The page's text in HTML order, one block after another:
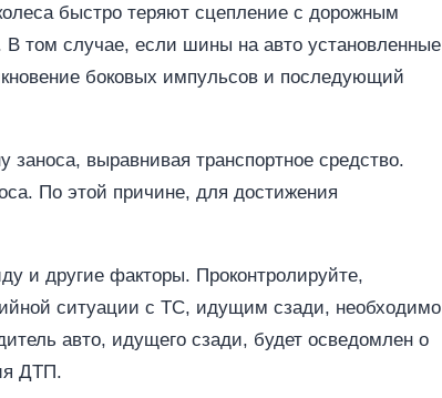
быстро теряют сцепление с дорожным
том случае, если шины на авто установленные
боковых импульсов и последующий
выравнивая транспортное средство.
По этой причине, для достижения
и другие факторы. Проконтролируйте,
ситуации с ТС, идущим сзади, необходимо
авто, идущего сзади, будет осведомлен о
ДТП.